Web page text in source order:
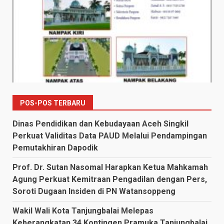
POS-POS TERBARU
Dinas Pendidikan dan Kebudayaan Aceh Singkil
Perkuat Validitas Data PAUD Melalui Pendampingan
Pemutakhiran Dapodik
Prof. Dr. Sutan Nasomal Harapkan Ketua Mahkamah
Agung Perkuat Kemitraan Pengadilan dengan Pers,
Soroti Dugaan Insiden di PN Watansoppeng
Wakil Wali Kota Tanjungbalai Melepas